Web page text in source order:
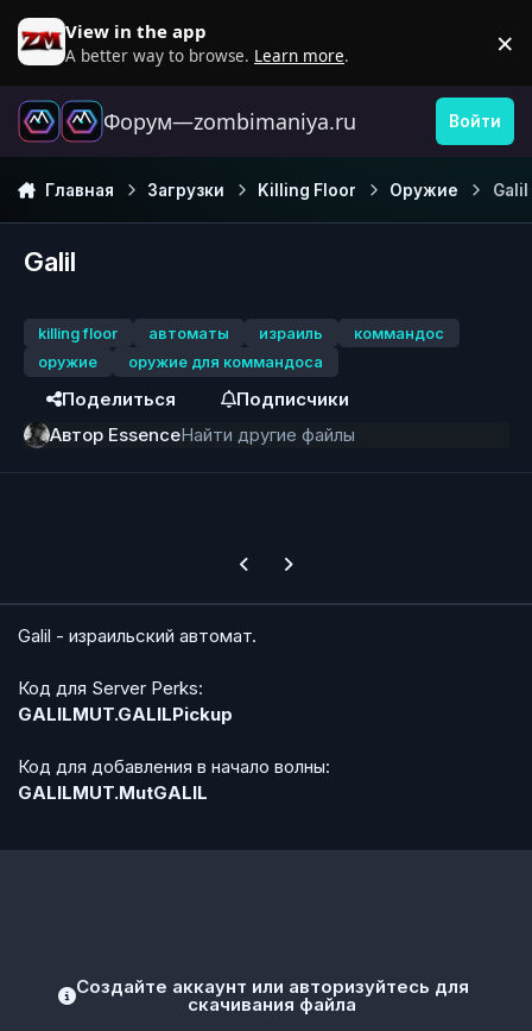
Перейти к содержанию
View in the app
A better way to browse. Learn more. ×
Форум—zombimaniya.ru Войти
Главная Загрузки Killing Floor Оружие Galil
Galil
killing floor автоматы израиль
коммандос
оружие
оружие для коммандоса
Поделиться
Подписчики
Автор EssenceНайти другие файлы
Previous carousel slide
Next carousel slide
Galil - израильский автомат.
Код для Server Perks:
GALILMUT.GALILPickup
Код для добавления в начало волны:
GALILMUT.MutGALIL
Создайте аккаунт или авторизуйтесь для
скачивания файла